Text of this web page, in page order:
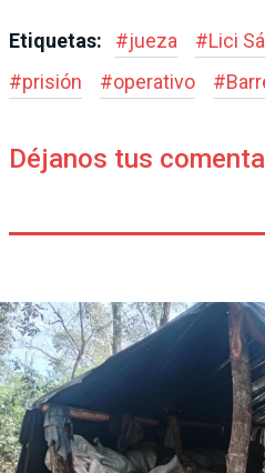
Etiquetas: #jueza #Lici
#prisión #operativo #
Déjanos tus